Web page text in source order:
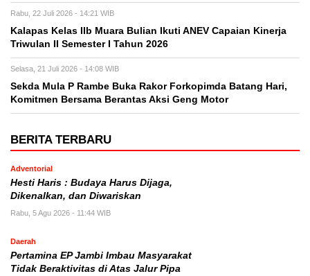
Rabu, 22 Juli 2026 - 14:21 WIB
Kalapas Kelas IIb Muara Bulian Ikuti ANEV Capaian Kinerja
Triwulan II Semester I Tahun 2026
Selasa, 21 Juli 2026 - 14:08 WIB
Sekda Mula P Rambe Buka Rakor Forkopimda Batang Hari,
Komitmen Bersama Berantas Aksi Geng Motor
BERITA TERBARU
Adventorial
Hesti Haris : Budaya Harus Dijaga,
Dikenalkan, dan Diwariskan
Rabu, 5 Agu 2026 - 11:44 WIB
Daerah
Pertamina EP Jambi Imbau Masyarakat
Tidak Beraktivitas di Atas Jalur Pipa